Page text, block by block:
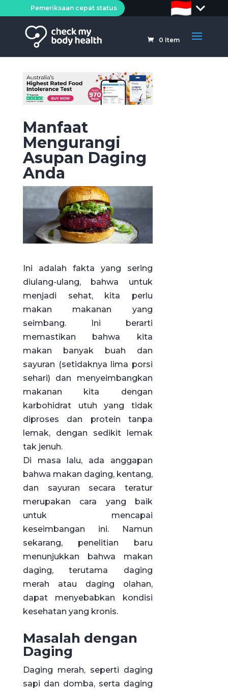
Pemeriksaan cepat status
0 Item
Manfaat
Mengurangi
Asupan Daging
Anda
Ini adalah fakta yang sering
diulang-ulang, bahwa untuk
menjadi sehat, kita perlu
makan makanan yang
seimbang. Ini berarti
memastikan bahwa kita
makan banyak buah dan
sayuran (setidaknya lima porsi
sehari) dan menyeimbangkan
makanan kita dengan
karbohidrat utuh yang tidak
diproses dan protein tanpa
lemak, dengan sedikit lemak
tak jenuh.
Di masa lalu, ada anggapan
bahwa makan daging, kentang,
dan sayuran secara teratur
merupakan cara yang baik
untuk mencapai
keseimbangan ini. Namun
sekarang, penelitian baru
menunjukkan bahwa makan
daging, terutama daging
merah atau daging olahan,
dapat menyebabkan kondisi
kesehatan yang kronis.
Masalah dengan
Daging
Daging merah, seperti daging
sapi dan domba, serta daging